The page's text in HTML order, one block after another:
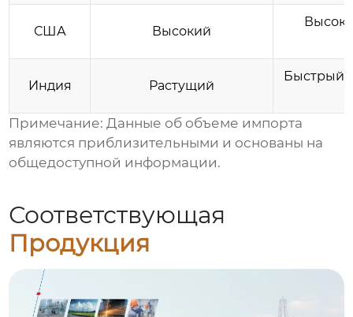
США Высокий
Индия Растущий
Быстрый
Примечание: Данные об объеме импорта
являются приблизительными и основаны на
общедоступной информации.
Соответствующая
Продукция